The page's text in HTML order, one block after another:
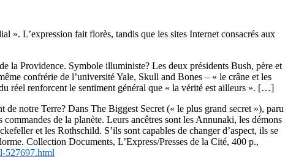
». L’expression fait florès, tandis que les sites Internet consacrés aux
la Providence. Symbole illuministe? Les deux présidents Bush, père et
confrérie de l’université Yale, Skull and Bones – « le crâne et les
réel renforcent le sentiment général que « la vérité est ailleurs ». […]
notre Terre? Dans The Biggest Secret (« le plus grand secret »), paru
de la planète. Leurs ancêtres sont les Annunaki, les démons
et les Rothschild. S’ils sont capables de changer d’aspect, ils se
Collection Documents, L’Express/Presses de la Cité, 400 p.,
527697.html